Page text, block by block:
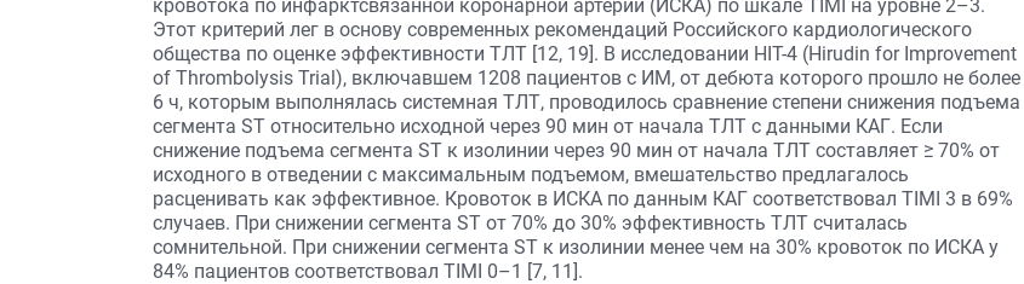
кровотока по инфарктсвязанной коронарной артерии (ИСКА) по шкале TIMI на уровне 2–3.
Этот критерий лег в основу современных рекомендаций Российского кардиологического
общества по оценке эффективности ТЛТ [12, 19]. В исследовании HIT-4 (Hirudin for Improvement
of Thrombolysis Trial), включавшем 1208 пациентов с ИМ, от дебюта которого прошло не более
6 ч, которым выполнялась системная ТЛТ, проводилось сравнение степени снижения подъема
сегмента ST относительно исходной через 90 мин от начала ТЛТ с данными КАГ. Если
снижение подъема сегмента ST к изолинии через 90 мин от начала ТЛТ составляет ≥ 70% от
исходного в отведении с максимальным подъемом, вмешательство предлагалось
расценивать как эффективное. Кровоток в ИСКА по данным КАГ соответствовал TIMI 3 в 69%
случаев. При снижении сегмента ST от 70% до 30% эффективность ТЛТ считалась
сомнительной. При снижении сегмента ST к изолинии менее чем на 30% кровоток по ИСКА у
84% пациентов соответствовал TIMI 0–1 [7, 11].